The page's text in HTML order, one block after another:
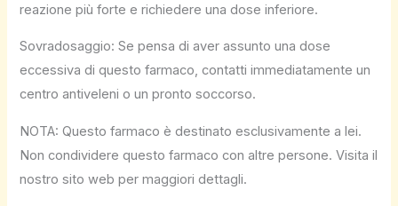
reazione più forte e richiedere una dose inferiore.
Sovradosaggio: Se pensa di aver assunto una dose
eccessiva di questo farmaco, contatti immediatamente un
centro antiveleni o un pronto soccorso.
NOTA: Questo farmaco è destinato esclusivamente a lei.
Non condividere questo farmaco con altre persone. Visita il
nostro sito web per maggiori dettagli.